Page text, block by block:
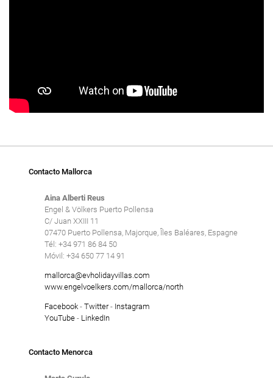
Contacto Mallorca
Aina Alberti Reus
Engel & Völkers Puerto Pollensa
C/ Juan XXIII 11
07470 Puerto Pollensa, Majorque, Îles Baléares, Espagne
Tél: +34 971 86 84 50
Móvil: +34 650 77 14 91
mallorca@evholidayvillas.com
www.engelvoelkers.com/mallorca/north
Facebook- Twitter- Instagram
YouTube- LinkedIn
Contacto Menorca